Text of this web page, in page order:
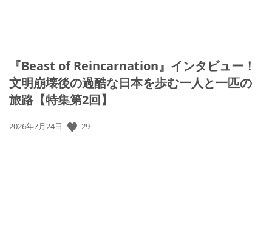
『Beast of Reincarnation』インタビュー！
文明崩壊後の過酷な日本を歩む一人と一匹の
旅路【特集第2回】
公
2026年7月24日 29